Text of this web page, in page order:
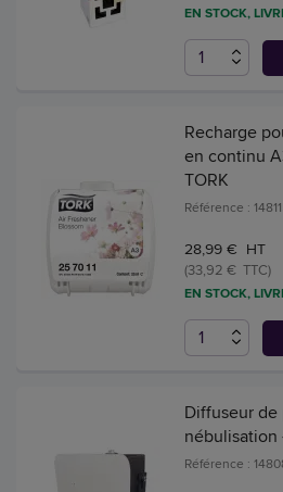
EN STOCK,
Recharge
en continu
TORK
Référence :
28,99 € HT
(33,92 € TTC)
EN STOCK,
Diffuseur de
nébulisation
Référence :